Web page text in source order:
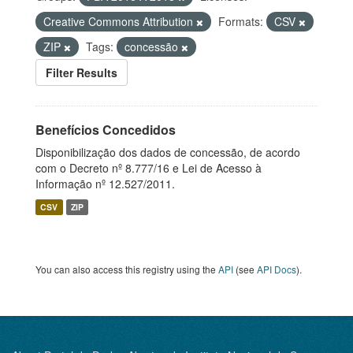
Creative Commons Attribution
Formats:
CSV
ZIP
Tags:
concessão
Filter Results
Benefícios Concedidos
Disponibilização dos dados de concessão, de acordo
com o Decreto nº 8.777/16 e Lei de Acesso à
Informação nº 12.527/2011.
CSV ZIP
You can also access this registry using the API (see API Docs).